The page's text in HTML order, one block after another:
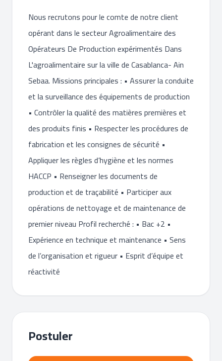
Nous recrutons pour le comte de notre client
opérant dans le secteur Agroalimentaire des
Opérateurs De Production expérimentés Dans
L'agroalimentaire sur la ville de Casablanca- Ain
Sebaa. Missions principales : • Assurer la conduite
et la surveillance des équipements de production
• Contrôler la qualité des matières premières et
des produits finis • Respecter les procédures de
fabrication et les consignes de sécurité •
Appliquer les règles d’hygiène et les normes
HACCP • Renseigner les documents de
production et de traçabilité • Participer aux
opérations de nettoyage et de maintenance de
premier niveau Profil recherché : • Bac +2 •
Expérience en technique et maintenance • Sens
de l’organisation et rigueur • Esprit d’équipe et
réactivité
Postuler